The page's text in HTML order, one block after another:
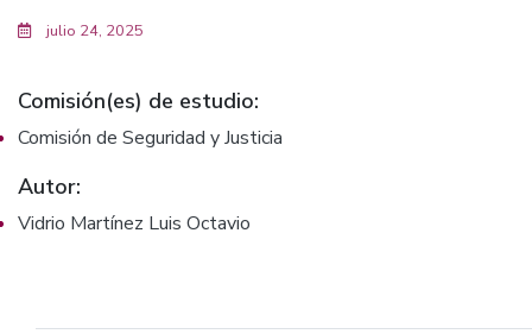
julio 24, 2025
Comisión(es) de estudio:
Comisión de Seguridad y Justicia
Autor:
Vidrio Martínez Luis Octavio